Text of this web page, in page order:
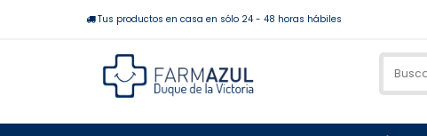
Tus productos en casa en sólo 24 - 48 horas hábiles